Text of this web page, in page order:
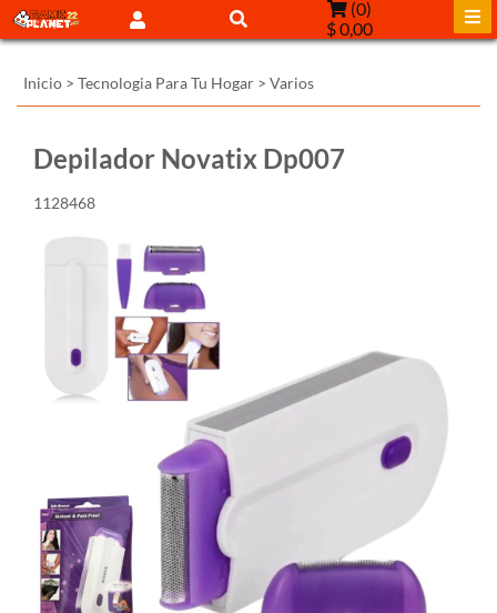
(0)
$ 0,00
Inicio > Tecnologia Para Tu Hogar > Varios
Depilador Novatix Dp007
1128468